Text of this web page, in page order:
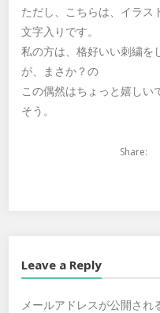
ただし、こちらは、イラス
文字入りです。
私の方は、格好いい刺繍を
が、まさか？の
この偶然はちょっと嬉しい
そう。
Share:
Leave a Reply
メールアドレスが公開され